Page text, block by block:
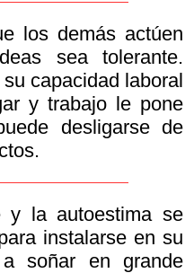
los demás actúen
sea tolerante.
capacidad laboral
y trabajo le pone
desligarse de
y la autoestima se
instalarse en su
soñar en grande